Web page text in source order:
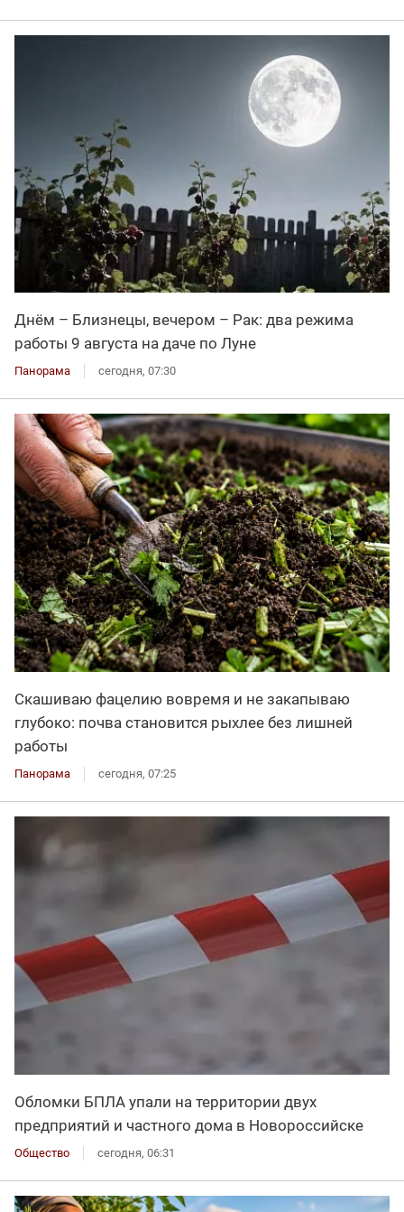
Днём – Близнецы, вечером – Рак: два режима
работы 9 августа на даче по Луне
Панорама сегодня, 07:30
Скашиваю фацелию вовремя и не закапываю
глубоко: почва становится рыхлее без лишней
работы
Панорама сегодня, 07:25
Обломки БПЛА упали на территории двух
предприятий и частного дома в Новороссийске
Общество сегодня, 06:31